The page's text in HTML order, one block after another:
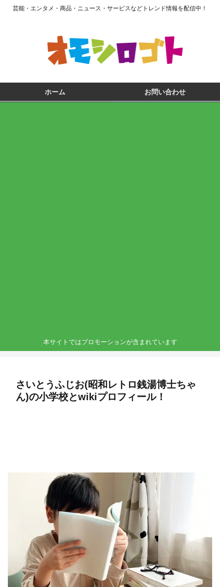
芸能・エンタメ・商品・ニュース・サービスなどトレンド情報を配信中！
ホーム お問い合わせ
本サイトではプロモーションが含まれています
さいとうふじお(昭和レトロ銭湯博士ちゃ
ん)の小学校とwikiプロフィール！